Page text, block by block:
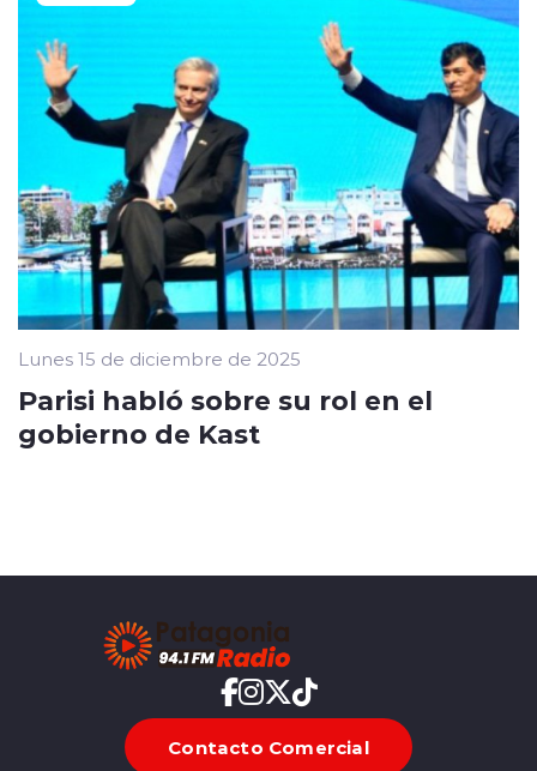
Lunes 15 de diciembre de 2025
Parisi habló sobre su rol en el
gobierno de Kast
Contacto Comercial